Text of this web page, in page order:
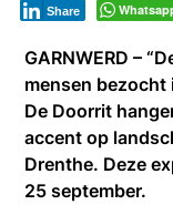
Share
GARNWERD –
mensen bezocht
De Doorrit
accent op
Drenthe. Deze
25 september.